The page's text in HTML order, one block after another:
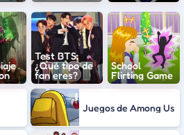
Test BTS:
¿Qué tipo de
fan eres?
School
Flirting Game
Juegos de Among Us